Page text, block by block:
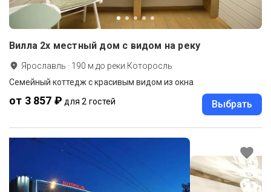
Вилла 2х местный дом с видом на реку
Ярославль · 190 м до реки Которосль
Семейный коттедж с красивым видом из окна
от 3 857 ₽ для 2 гостей Выбрать